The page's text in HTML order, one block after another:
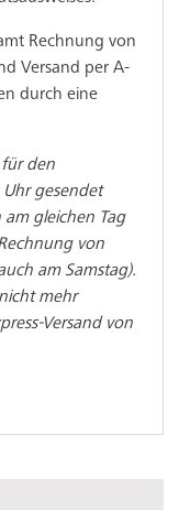
Rechnung von
Versand per A-
durch eine
für den
gesendet
am gleichen Tag
von
am Samstag).
mehr
Versand von